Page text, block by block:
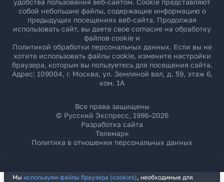
удобства пользования веб-сайтом. Cookie представляют
собой небольшие файлы, содержащие информацию о
предыдущих посещениях веб-сайта. Продолжая
использовать сайт, вы даете свое согласие на обработку
файлов cookie и
Политикой обработки персональных данных. Если вы не
хотите использовать файлы cookie, измените настройки
браузера, которым вы пользуетесь для посещения сайта.
Адрес: 109004, г. Москва, ул. Земляной вал, д. 59, этаж 6,
ком. 1А
Все права защищены
© Русский Экспресс, 1996–2026
Разработка сайта
Телемарк
Политика в отношении персональных данных
Мы используем файлы браузера (cookies), необходимые для